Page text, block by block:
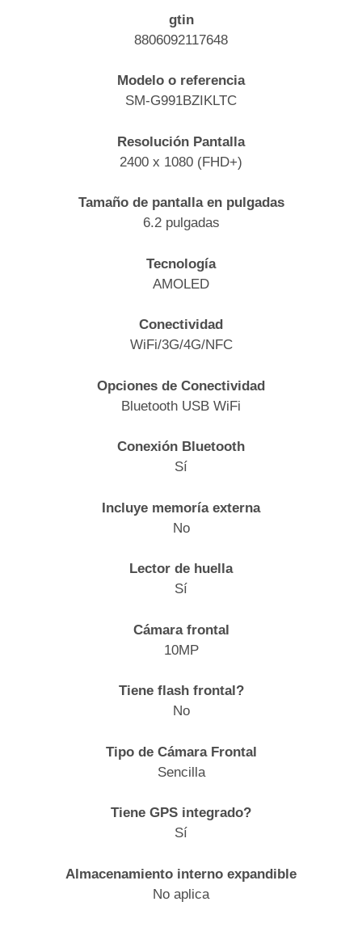
gtin
8806092117648
Modelo o referencia
SM-G991BZIKLTC
Resolución Pantalla
2400 x 1080 (FHD+)
Tamaño de pantalla en pulgadas
6.2 pulgadas
Tecnología
AMOLED
Conectividad
WiFi/3G/4G/NFC
Opciones de Conectividad
Bluetooth USB WiFi
Conexión Bluetooth
Sí
Incluye memoría externa
No
Lector de huella
Sí
Cámara frontal
10MP
Tiene flash frontal?
No
Tipo de Cámara Frontal
Sencilla
Tiene GPS integrado?
Sí
Almacenamiento interno expandible
No aplica